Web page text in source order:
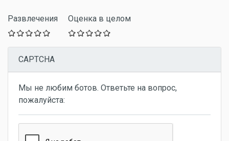
Развлечения Оценка в целом
CAPTCHA
Мы не любим ботов. Ответьте на вопрос,
пожалуйста: